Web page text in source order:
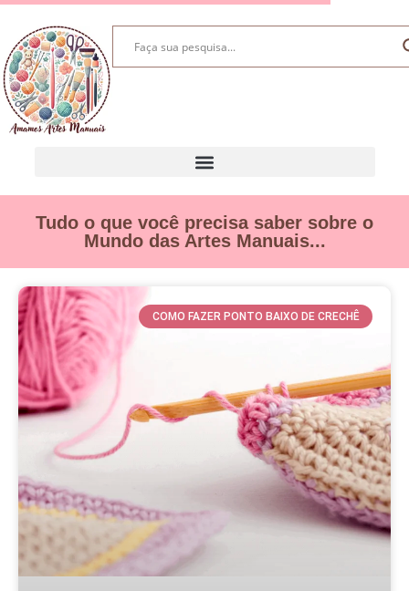
Tudo o que você precisa saber sobre o
Mundo das Artes Manuais...
COMO FAZER PONTO BAIXO DE CRECHÊ